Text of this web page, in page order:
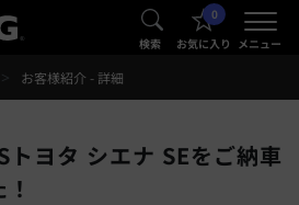
® 検索
0
お気に入り メニュー
®
お客様紹介 - 詳細
ヨタ シエナ SEをご納車